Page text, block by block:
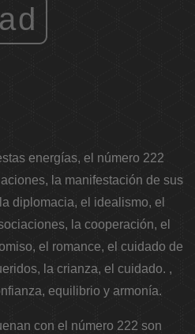
ad
energías, el número 222
la manifestación de sus
diplomacia, el idealismo, el
la cooperación, el
el romance, el cuidado de
la crianza, el cuidado. ,
equilibrio y armonía.
con el número 222 son